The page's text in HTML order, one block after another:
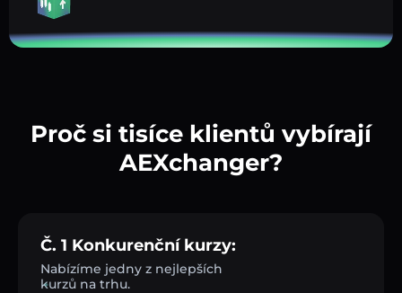
Proč si tisíce klientů vybírají
AEXchanger?
Č. 1 Konkurenční kurzy:
Nabízíme jedny z nejlepších
kurzů na trhu.